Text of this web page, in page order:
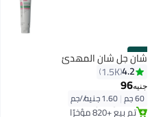
#26
شان جل شان المهدئ
4.2
1.5K
جنيه96
60 جم |1.60 جنيه/⁨/جم⁩
توصيل مجاني
بتخلّص بسرعة
تم بيع +820 مؤخرًا
توصيل مجاني